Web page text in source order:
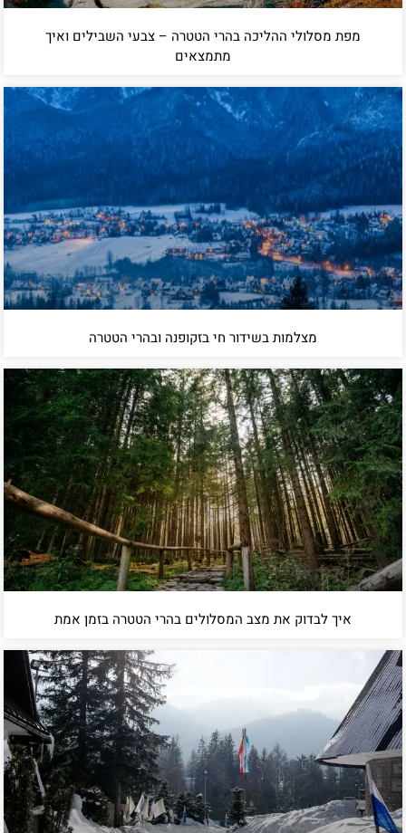
מפת מסלולי ההליכה בהרי הטטרה – צבעי השבילים ואיך
מתמצאים
מצלמות בשידור חי בזקופנה ובהרי הטטרה
איך לבדוק את מצב המסלולים בהרי הטטרה בזמן אמת